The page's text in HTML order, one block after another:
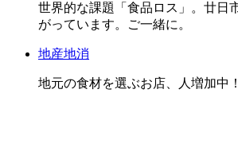
世界的な課題「食品ロス」。廿日
がっています。ご一緒に。
地産地消
地元の食材を選ぶお店、人増加中！